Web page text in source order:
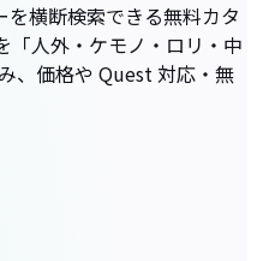
を横断検索できる無料カタ
「人外・ケモノ・ロリ・中
、価格や Quest 対応・無